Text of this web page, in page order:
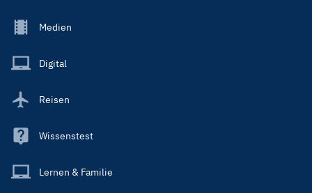
Footer
Main
Medien
Digital
Reisen
Wissenstest
Lernen & Familie